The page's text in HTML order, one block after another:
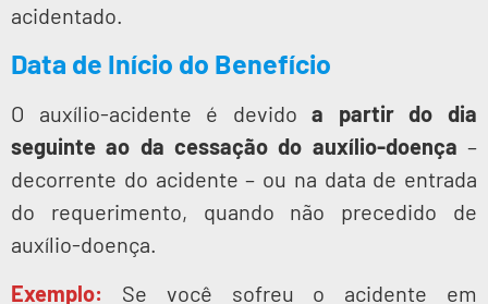
acidentado.
Data de Início do Benefício
O auxílio-acidente é devidoa partir do dia
seguinte ao da cessação do auxílio-doença –
decorrente do acidente – ou na data de entrada
do requerimento, quando não precedido de
auxílio-doença.
Exemplo: Se você sofreu o acidente em